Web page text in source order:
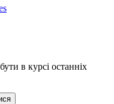
в курсі останніх